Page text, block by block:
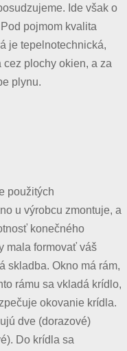
Ide však o
pojmom kvalita
je tepelnotechnická,
cez plochy okien, a za
plynu.
použitých
u výrobcu zmontuje, a
konečného
mala formovať váš
skladba. Okno má rám,
rámu sa vkladá krídlo,
okovanie krídla.
dve (dorazové)
Do krídla sa